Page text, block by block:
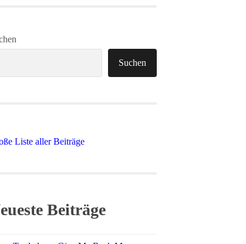
Suchen
Liste aller Beiträge
Beiträge